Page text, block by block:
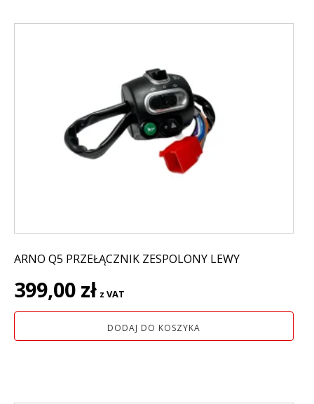
ARNO Q5 PRZEŁĄCZNIK ZESPOLONY LEWY
399,00 zł z VAT
DODAJ DO KOSZYKA